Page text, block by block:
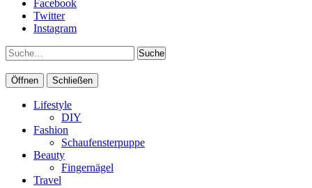
Facebook
Twitter
Instagram
Suche
Öffnen Schließen
Lifestyle
DIY
Fashion
Schaufensterpuppe
Beauty
Fingernägel
Travel